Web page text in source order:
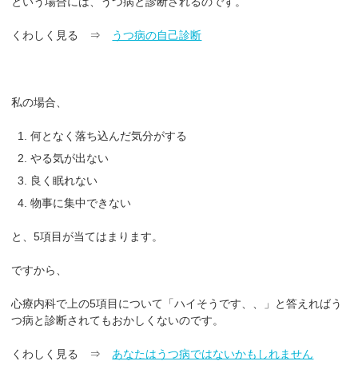
くわしく見る ⇒ うつ病の自己診断
私の場合、
何となく落ち込んだ気分がする
やる気が出ない
良く眠れない
物事に集中できない
と、5項目が当てはまります。
ですから、
心療内科で上の5項目について「ハイそうです、、」と答えればう
つ病と診断されてもおかしくないのです。
くわしく見る ⇒あなたはうつ病ではないかもしれません